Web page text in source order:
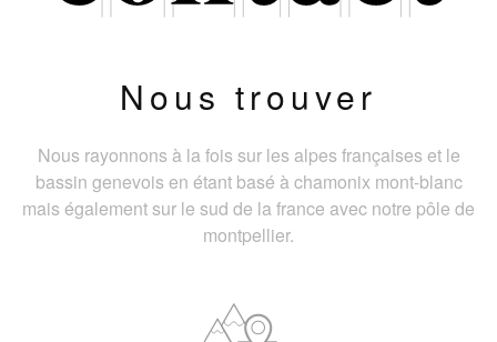
Nous trouver
Nous rayonnons à la fois sur les alpes françaises et le
bassin genevois en étant basé à chamonix mont-blanc
mais également sur le sud de la france avec notre pôle de
montpellier.